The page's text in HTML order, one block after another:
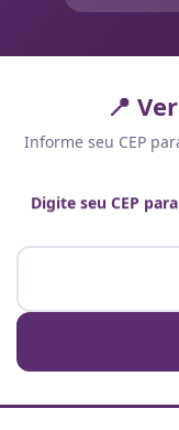
📍
Informe seu CEP
Digite seu CEP